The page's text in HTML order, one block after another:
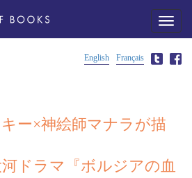
メ
ュ
English Français
ー×神絵師マナラが描
ドラマ『ボルジアの血